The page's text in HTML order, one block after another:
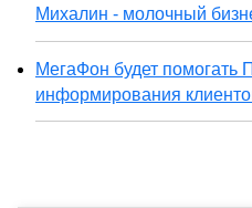
Михалин - молочный
МегаФон будет помогать
информирования